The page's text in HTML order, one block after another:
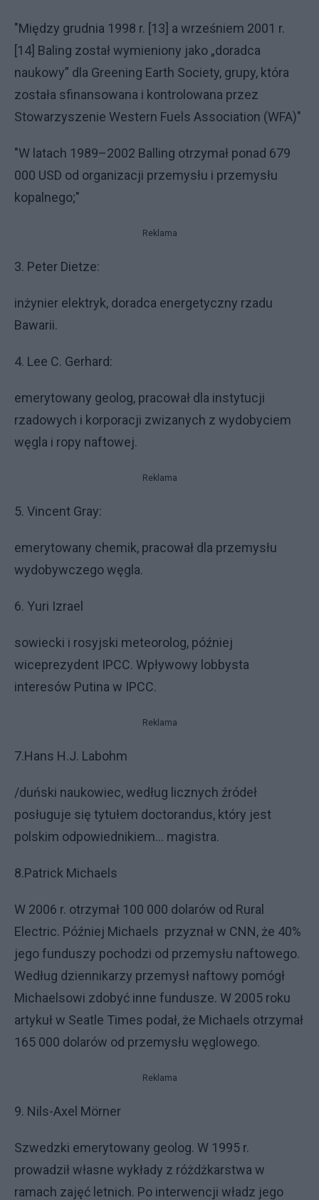
"Między grudnia 1998 r. [13] a wrześniem 2001 r.
[14] Baling został wymieniony jako „doradca
naukowy” dla Greening Earth Society, grupy, która
została sfinansowana i kontrolowana przez
Stowarzyszenie Western Fuels Association (WFA)"
"W latach 1989–2002 Balling otrzymał ponad 679
000 USD od organizacji przemysłu i przemysłu
kopalnego;"
Reklama
3. Peter Dietze:
inżynier elektryk, doradca energetyczny rzadu
Bawarii.
4. Lee C. Gerhard:
emerytowany geolog, pracował dla instytucji
rzadowych i korporacji zwizanych z wydobyciem
węgla i ropy naftowej.
Reklama
5. Vincent Gray:
emerytowany chemik, pracował dla przemysłu
wydobywczego węgla.
6. Yuri Izrael
sowiecki i rosyjski meteorolog, później
wiceprezydent IPCC. Wpływowy lobbysta
interesów Putina w IPCC.
Reklama
7.Hans H.J. Labohm
/duński naukowiec, według licznych źródeł
posługuje się tytułem doctorandus, który jest
polskim odpowiednikiem... magistra.
8.Patrick Michaels
W 2006 r. otrzymał 100 000 dolarów od Rural
Electric. Później Michaels przyznał w CNN, że 40%
jego funduszy pochodzi od przemysłu naftowego.
Według dziennikarzy przemysł naftowy pomógł
Michaelsowi zdobyć inne fundusze. W 2005 roku
artykuł w Seatle Times podał, że Michaels otrzymał
165 000 dolarów od przemysłu węglowego.
Reklama
9. Nils-Axel Mörner
Szwedzki emerytowany geolog. W 1995 r.
prowadził własne wykłady z różdżkarstwa w
ramach zajęć letnich. Po interwencji władz jego